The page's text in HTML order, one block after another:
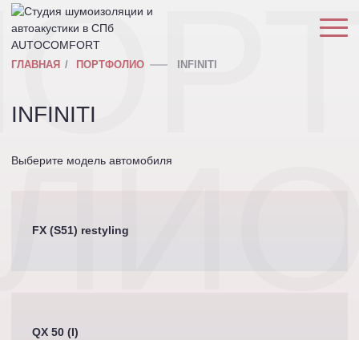
ГЛАВНАЯ ПОРТФОЛИО INFINITI
INFINITI
Выберите модель автомобиля
FX (S51) restyling
QX 50 (I)